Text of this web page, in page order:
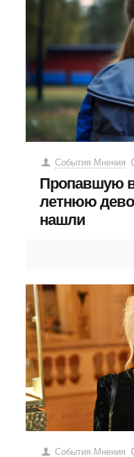
События.Мнения
Пропавшую
летнюю
нашли
События.Мнения